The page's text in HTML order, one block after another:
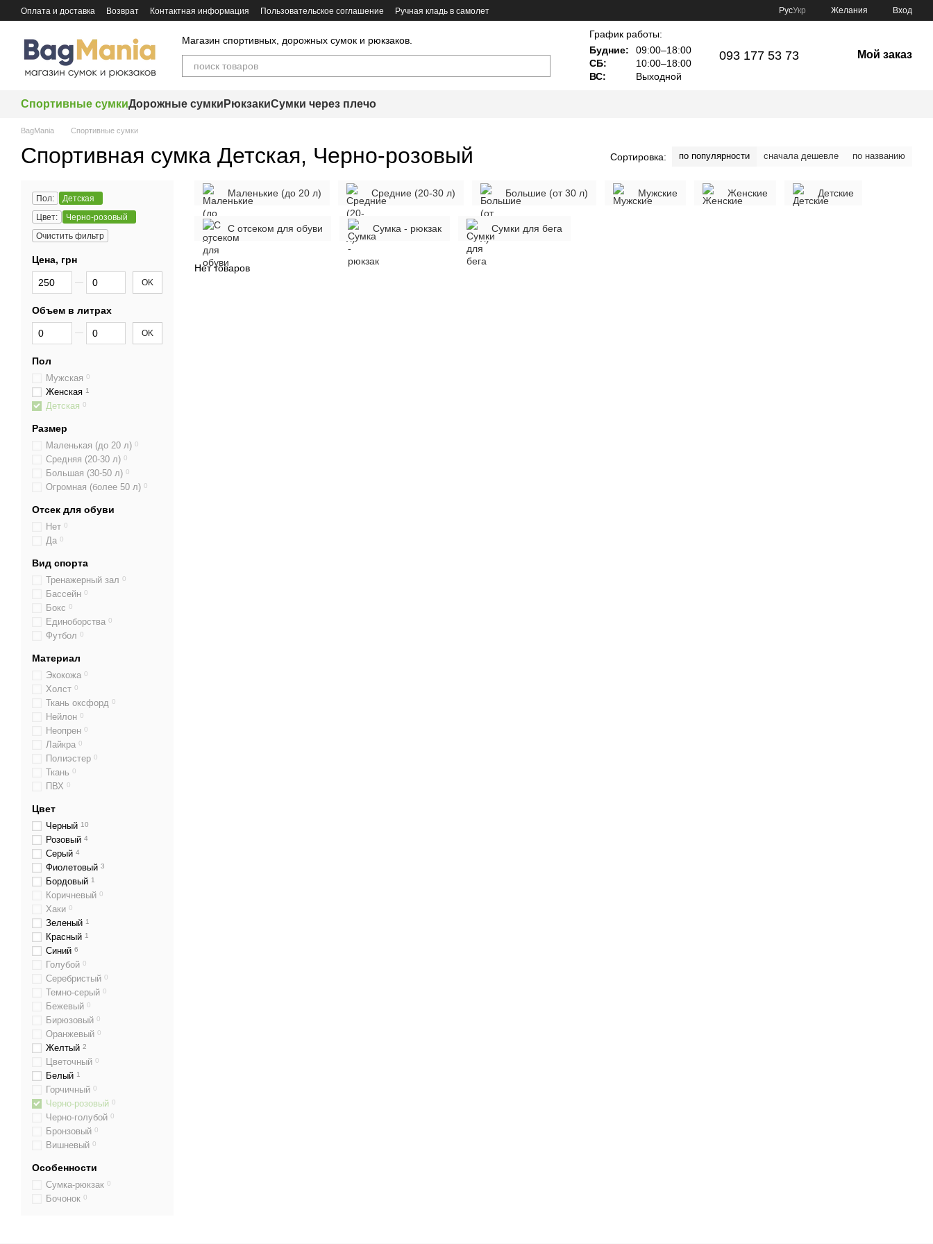
Перейти к основному контенту
Оплата и доставка Возврат Контактная информация Пользовательское соглашение Ручная кладь в самолет РусУкр Желания Вход
Магазин спортивных, дорожных сумок и рюкзаков.
График работы:
Будние:
09:00–18:00
СБ:
10:00–18:00
ВС:
Выходной
093 177 53 73 Мой заказ
Спортивные сумкиДорожные сумки РюкзакиСумки через плечо
BagMania Спортивные сумки
Спортивная сумка Детская, Черно-розовый Сортировка: по популярности сначала дешевле по названию
Маленькие (до 20 л) Средние (20-30 л) Большие (от 30 л) Мужские Женские Детские
С отсеком для обуви Сумка - рюкзак Сумки для бега
Нет товаров
Пол:
Детская
Цвет:
Черно-розовый
Очистить фильтр
Цена, грн
От Цена, грн
До Цена, грн OK
Объем в литрах
От Объем в литрах
До Объем в литрах OK
Пол
Мужская 0
Женская 1
Детская 0
Размер
Маленькая (до 20 л) 0
Средняя (20-30 л) 0
Большая (30-50 л) 0
Огромная (более 50 л) 0
Отсек для обуви
Нет 0
Да 0
Вид спорта
Тренажерный зал 0
Бассейн 0
Бокс 0
Единоборства 0
Футбол 0
Материал
Экокожа 0
Холст 0
Ткань оксфорд 0
Нейлон 0
Неопрен 0
Лайкра 0
Полиэстер 0
Ткань 0
ПВХ 0
Цвет
Черный 10
Розовый 4
Серый 4
Фиолетовый 3
Бордовый 1
Коричневый 0
Хаки 0
Зеленый 1
Красный 1
Синий 6
Голубой 0
Серебристый 0
Темно-серый 0
Бежевый 0
Бирюзовый 0
Оранжевый 0
Желтый 2
Цветочный 0
Белый 1
Горчичный 0
Черно-розовый 0
Черно-голубой 0
Бронзовый 0
Вишневый 0
Особенности
Сумка-рюкзак 0
Бочонок 0